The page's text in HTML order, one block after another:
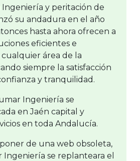
Ingeniería y peritación de
su andadura en el año
hasta ahora ofrecen a
eficientes e
área de la
siempre la satisfacción
y tranquilidad.
Ingeniería se
en Jaén capital y
en toda Andalucía.
de una web obsoleta,
Ingeniería se replanteara el